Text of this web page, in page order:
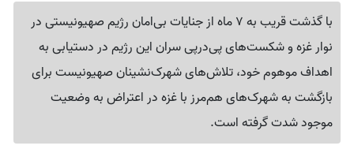
با گذشت قریب به 7 ماه از جنایات بی‌امان رژیم صهیونیستی در
نوار غزه و شکست‌های پی‌درپی سران این رژیم در دستیابی به
اهداف موهوم خود، تلاش‌های شهرک‌نشینان صهیونیست برای
بازگشت به شهرک‌های هم‌مرز با غزه در اعتراض به وضعیت
موجود شدت گرفته است.